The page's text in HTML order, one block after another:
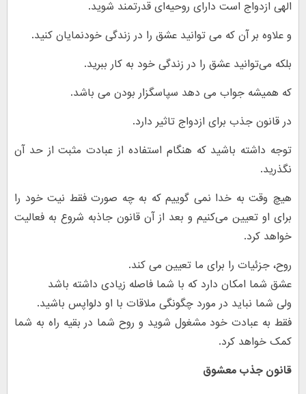
الهی ازدواج است دارای روحیه‌ای قدرتمند شوید.
و علاوه بر آن که می توانید عشق را در زندگی خودنمایان کنید.
بلکه می‌توانید عشق را در زندگی خود به کار ببرید.
که همیشه جواب می دهد سپاسگزار بودن می باشد.
در قانون جذب برای ازدواج تاثیر دارد.
توجه داشته باشید که هنگام استفاده از عبادت مثبت از حد آن
نگذرید.
هیچ وقت به خدا نمی گوییم که به چه صورت فقط نیت خود را
برای او تعیین می‌کنیم و بعد از آن قانون جاذبه شروع به فعالیت
خواهد کرد.
روح، جزئیات را برای ما تعیین می کند.
عشق شما امکان دارد که با شما فاصله زیادی داشته باشد
ولی شما نباید در مورد چگونگی ملاقات با او دلواپس باشید.
فقط به عبادت خود مشغول شوید و روح شما در بقیه راه به شما
کمک خواهد کرد.
قانون جذب معشوق